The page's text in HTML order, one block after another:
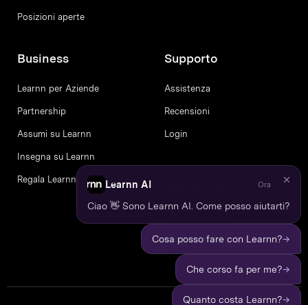
Posizioni aperte
Business
Learnn per Aziende
Partnership
Assumi su Learnn
Insegna su Learnn
Regala Learnn
Supporto
Assistenza
Recensioni
Login
Learnn AI Ora
Ciao 👋 Sono Learnn AI. Come posso aiutarti?
Cosa posso fare con Learnn?→
Che corso fa per me?→
Quanto costa Learnn?→